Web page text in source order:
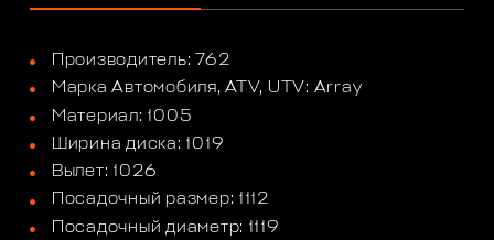
Производитель: 762
Марка Автомобиля, ATV, UTV: Array
Материал: 1005
Ширина диска: 1019
Вылет: 1026
Посадочный размер: 1112
Посадочный диаметр: 1119